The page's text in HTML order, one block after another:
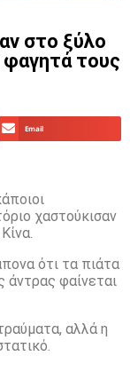
στο ξύλο
φαγητά τους
Email
χαστούκισαν
ότι τα πιάτα
φαίνεται
αλλά η